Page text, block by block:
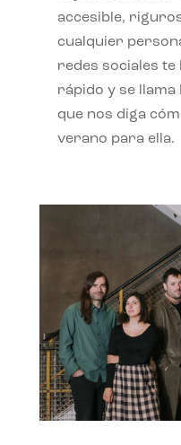
accesible,
cualquier
redes sociales te
rápido y se llama
que nos diga
verano para ella.